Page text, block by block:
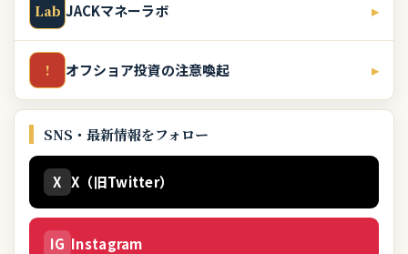
Lab JACKマネーラボ ▸
! オフショア投資の注意喚起 ▸
SNS・最新情報をフォロー
X X（旧Twitter）
IG Instagram